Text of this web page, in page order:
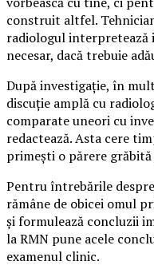
construit altfel.
radiologul interpretează
necesar, dacă trebuie
După investigație, în
discuție amplă cu
comparate uneori cu
redactează. Asta cere
primești o părere grăbită
Pentru întrebările
rămâne de obicei omul
și formulează concluzii
la RMN pune acele
examenul clinic.